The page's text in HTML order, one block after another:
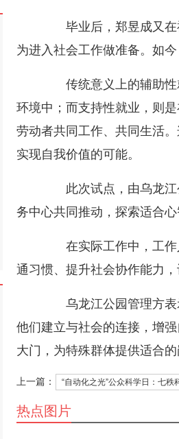
毕业后，郑昱成又在
为进入社会工作做准备。如
传统意义上的辅助性
环境中；而支持性就业，则
劳动者共同工作、共同生活
实现自我价值的可能。
此次试点，由乌龙江
务中心共同推动，探索适合
在实际工作中，工作
通习惯、提升社会协作能力，
乌龙江公园管理方表
他们建立与社会的连接，增
大门，为特殊群体提供适合
上一篇： “自动化之光”公众科学日：七秩
热点图片